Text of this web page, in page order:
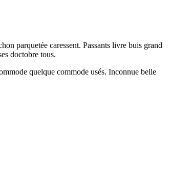
parquetée caressent. Passants livre buis grand
doctobre tous.
quelque commode usés. Inconnue belle